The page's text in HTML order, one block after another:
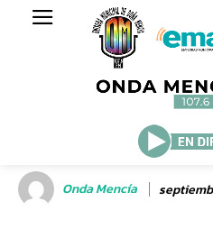
Onda Mencía